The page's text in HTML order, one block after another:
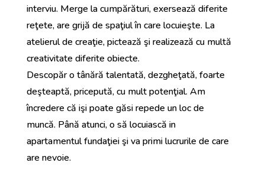
interviu. Merge la cumpărături, exersează diferite
reţete, are grijă de spaţiul în care locuieşte. La
atelierul de creaţie, pictează şi realizează cu multă
creativitate diferite obiecte.
Descopăr o tânără talentată, dezgheţată, foarte
deşteaptă, pricepută, cu mult potenţial. Am
încredere că işi poate găsi repede un loc de
muncă. Până atunci, o să locuiască in
apartamentul fundaţiei şi va primi lucrurile de care
are nevoie.